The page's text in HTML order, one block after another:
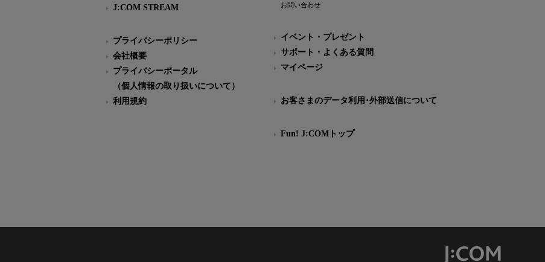
J:COM STREAM
プライバシーポリシー
会社概要
プライバシーポータル
（個人情報の取り扱いについて）
利用規約
お問い合わせ
イベント・プレゼント
サポート・よくある質問
マイページ
お客さまのデータ利用･外部送信について
Fun! J:COMトップ